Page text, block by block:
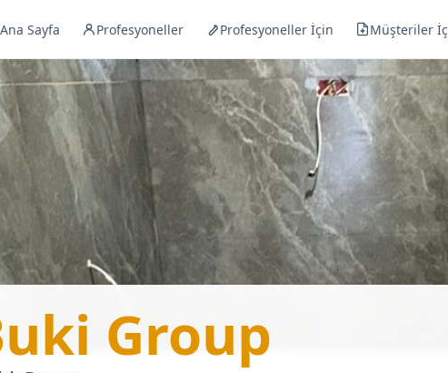
Ana Sayfa Profesyoneller Profesyoneller İçin Müşteriler
Group —